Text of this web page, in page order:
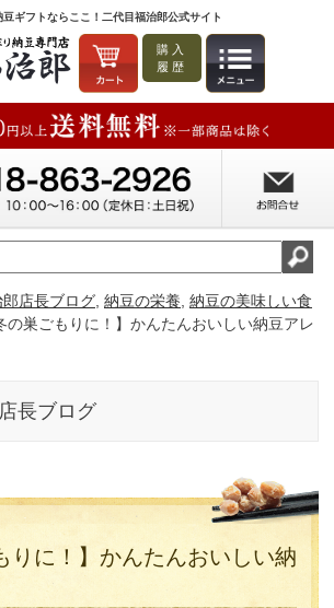
ギフトならここ！二代目福治郎公式サイト
購入
履歴
郎店長ブログ 納豆の栄養 納豆の美味しい食
の巣ごもりに！】かんたんおいしい納豆アレ
長ブログ
りに！】かんたんおいしい納